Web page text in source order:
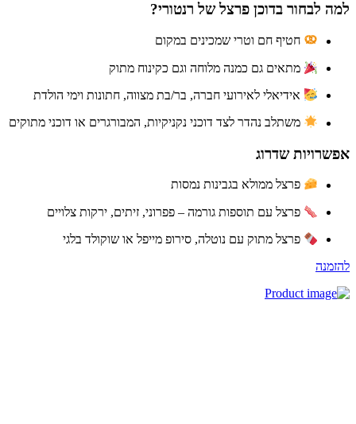
לבחור בדוכן פרצל של רנטורי?
חטיף חם וטרי שמכינים במקום
מתאים גם כמנה מלוחה וגם כקינוח מתוק
אידיאלי לאירועי חברה, בר/בת מצווה, חתונות וימי הולדת
משתלב נהדר לצד דוכני נקניקיות, המבורגרים או דוכני מתוקים
שדרוג
פרצל ממולא בגבינות נמסות
פרצל עם תוספות גורמה – פפרוני, זיתים, ירקות צלויים
פרצל מתוק עם נוטלה, סירופ מייפל או שוקולד בלגי